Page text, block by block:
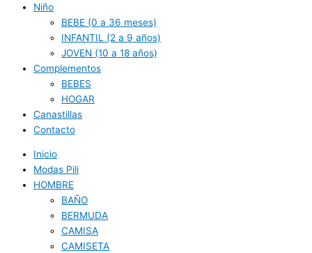
Niño
BEBE (0 a 36 meses)
INFANTIL (2 a 9 años)
JOVEN (10 a 18 años)
Complementos
BEBES
HOGAR
Canastillas
Contacto
Inicio
Modas Pili
HOMBRE
BAÑO
BERMUDA
CAMISA
CAMISETA